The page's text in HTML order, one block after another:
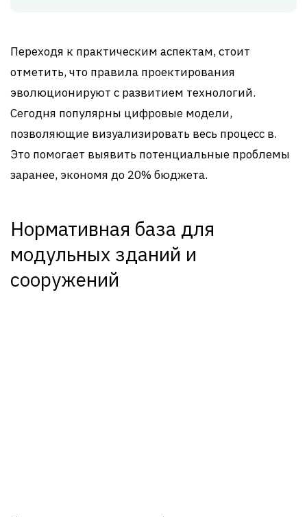
Переходя к практическим аспектам, стоит
отметить, что правила проектирования
эволюционируют с развитием технологий.
Сегодня популярны цифровые модели,
позволяющие визуализировать весь процесс в.
Это помогает выявить потенциальные проблемы
заранее, экономя до 20% бюджета.
Нормативная база для
модульных зданий и
сооружений